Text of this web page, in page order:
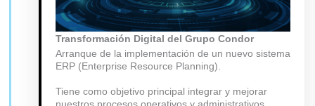
Transformación Digital del Grupo Condor
Arranque de la implementación de un nuevo sistema
ERP (Enterprise Resource Planning).
Tiene como objetivo principal integrar y mejorar